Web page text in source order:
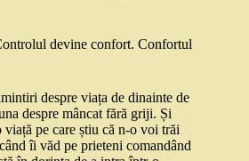
devine confort. Confortul
despre viața de dinainte de
despre mâncat fără griji. Și
pe care știu că n-o voi trăi
îi văd pe prieteni comandând